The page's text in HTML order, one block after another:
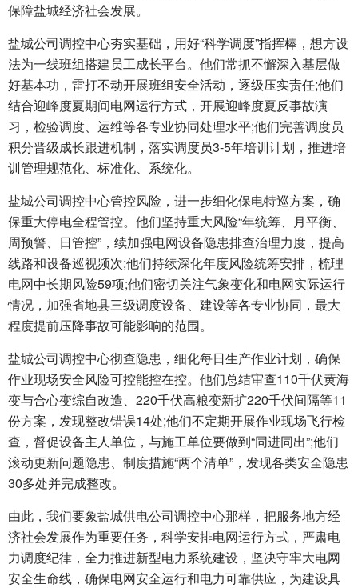
保障盐城经济社会发展。
盐城公司调控中心夯实基础，用好“科学调度”指挥棒，想方设
法为一线班组搭建员工成长平台。他们常抓不懈深入基层做
好基本功，雷打不动开展班组安全活动，逐级压实责任;他们
结合迎峰度夏期间电网运行方式，开展迎峰度夏反事故演
习，检验调度、运维等各专业协同处理水平;他们完善调度员
积分晋级成长跟进机制，落实调度员3-5年培训计划，推进培
训管理规范化、标准化、系统化。
盐城公司调控中心管控风险，进一步细化保电特巡方案，确
保重大停电全程管控。他们坚持重大风险“年统筹、月平衡、
周预警、日管控”，续加强电网设备隐患排查治理力度，提高
线路和设备巡视频次;他们持续深化年度风险统筹安排，梳理
电网中长期风险59项;他们密切关注气象变化和电网实际运行
情况，加强省地县三级调度设备、建设等各专业协同，最大
程度提前压降事故可能影响的范围。
盐城公司调控中心彻查隐患，细化每日生产作业计划，确保
作业现场安全风险可控能控在控。他们总结审查110千伏黄海
变与合心变综自改造、220千伏高粮变新扩220千伏间隔等11
份方案，发现整改错误14处;他们不定期开展作业现场飞行检
查，督促设备主人单位，与施工单位要做到“同进同出”;他们
滚动更新问题隐患、制度措施“两个清单”，发现各类安全隐患
30多处并完成整改。
由此，我们要象盐城供电公司调控中心那样，把服务地方经
济社会发展作为重要任务，科学安排电网运行方式，严肃电
力调度纪律，全力推进新型电力系统建设，坚决守牢大电网
安全生命线，确保电网安全运行和电力可靠供应，为建设具